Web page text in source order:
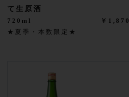
て生原酒
720ml
￥1,870
★夏季・本数限定★